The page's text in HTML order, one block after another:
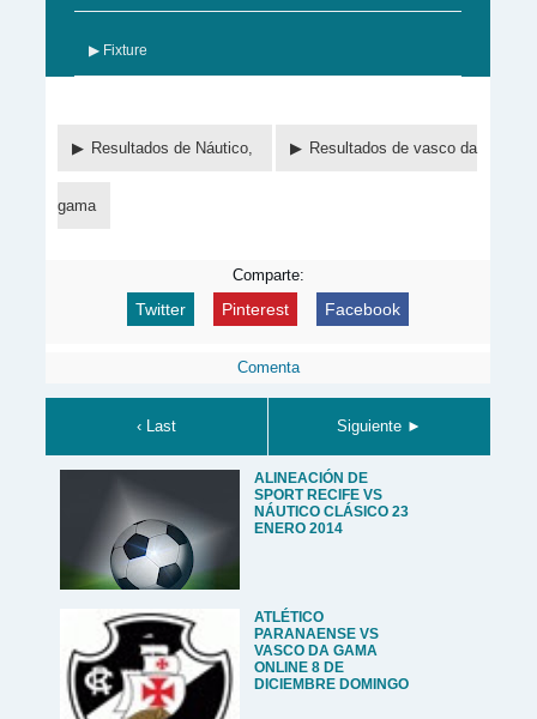
▶ Fixture
Resultados de Náutico, Resultados de vasco da
gama
Comparte:
Twitter Pinterest Facebook
Comenta
‹ Last Siguiente ►
ALINEACIÓN DE
SPORT RECIFE VS
NÁUTICO CLÁSICO 23
ENERO 2014
ATLÉTICO
PARANAENSE VS
VASCO DA GAMA
ONLINE 8 DE
DICIEMBRE DOMINGO